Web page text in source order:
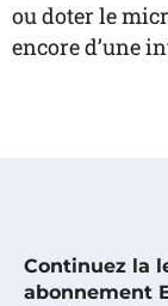
ou doter le
encore d’une
Continuez la
abonnement